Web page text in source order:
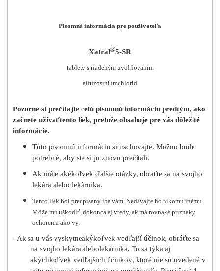
Písomná informácia pre používateľa
Xatral®5-SR
tablety s riadeným uvoľňovaním
alfuzosíniumchlorid
Pozorne si prečítajte celú písomnú informáciu predtým, ako
začnete užívaťtento liek, pretože obsahuje pre vás dôležité
informácie.
Túto písomnú informáciu si uschovajte. Možno bude
potrebné, aby ste si ju znovu prečítali.
Ak máte akékoľvek ďalšie otázky, obráťte sa na svojho
lekára alebo lekárnika.
Tento liek bol predpísaný iba vám. Nedávajte ho nikomu inému.
Môže mu uškodiť, dokonca aj vtedy, ak má rovnaké príznaky
ochorenia ako vy.
- Ak sa u vás vyskytneakýkoľvek vedľajší účinok, obráťte sa
na svojho lekára alebolekárnika. To sa týka aj
akýchkoľvek vedľajších účinkov, ktoré nie sú uvedené v